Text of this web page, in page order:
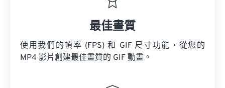
最佳畫質
使用我們的幀率 (FPS) 和 GIF 尺寸功能，從您的
MP4 影片創建最佳畫質的 GIF 動畫。